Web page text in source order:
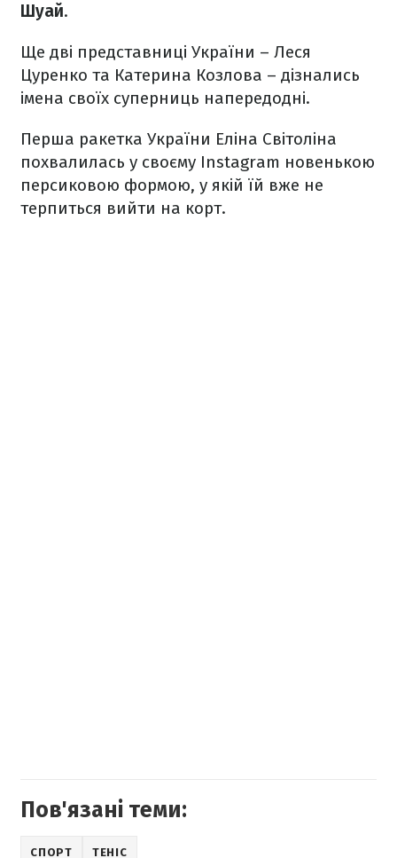
Шуай.
Ще дві представниці України – Леся
Цуренко та Катерина Козлова – дізнались
імена своїх суперниць напередодні.
Перша ракетка України Еліна Світоліна
похвалилась у своєму Instagram новенькою
персиковою формою, у якій їй вже не
терпиться вийти на корт.
Пов'язані теми:
СПОРТ ТЕНІС